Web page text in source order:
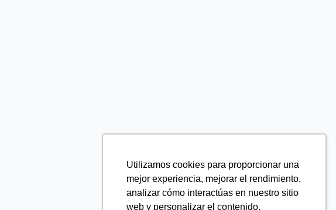
Utilizamos cookies para proporcionar una
mejor experiencia, mejorar el rendimiento,
analizar cómo interactúas en nuestro sitio
web y personalizar el contenido.